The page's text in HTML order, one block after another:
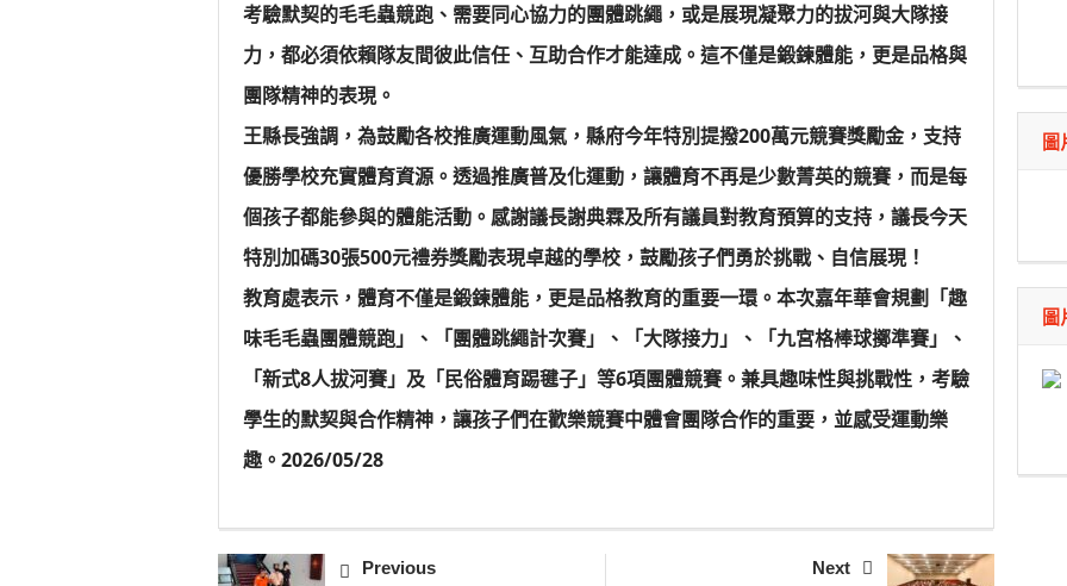
考驗默契的毛毛蟲競跑、需要同心協力的團體跳繩，或是展現凝聚力的拔河與大隊接
力，都必須依賴隊友間彼此信任、互助合作才能達成。這不僅是鍛鍊體能，更是品格與
團隊精神的表現。
王縣長強調，為鼓勵各校推廣運動風氣，縣府今年特別提撥200萬元競賽獎勵金，支持
優勝學校充實體育資源。透過推廣普及化運動，讓體育不再是少數菁英的競賽，而是每
個孩子都能參與的體能活動。感謝議長謝典霖及所有議員對教育預算的支持，議長今天
特別加碼30張500元禮券獎勵表現卓越的學校，鼓勵孩子們勇於挑戰、自信展現！
教育處表示，體育不僅是鍛鍊體能，更是品格教育的重要一環。本次嘉年華會規劃「趣
味毛毛蟲團體競跑」、「團體跳繩計次賽」、「大隊接力」、「九宮格棒球擲準賽」、
「新式8人拔河賽」及「民俗體育踢毽子」等6項團體競賽。兼具趣味性與挑戰性，考驗
學生的默契與合作精神，讓孩子們在歡樂競賽中體會團隊合作的重要，並感受運動樂
趣。2026/05/28
Previous Next
圖
圖